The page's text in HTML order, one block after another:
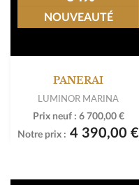
PANERAI
LUMINOR MARINA
Prix neuf : 6 700,00 €
Notre prix : 4 390,00 €
NOUVEAUTÉ